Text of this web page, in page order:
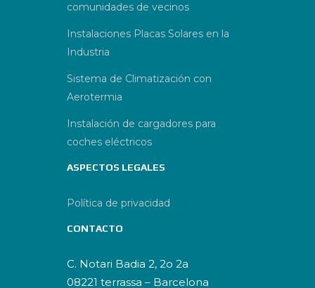
comunidades de vecinos
Instalaciones Placas Solares en la
Industria
Sistema de Climatización con
Aerotermia
Instalación de cargadores para
coches eléctricos
ASPECTOS LEGALES
Política de privacidad
CONTACTO
C. Notari Badia 2, 2o 2a
08221 terrassa – Barcelona